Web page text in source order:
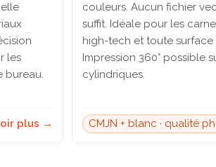
les
bureau.
plus →
couleurs. Aucun fichier
suffit. Idéale pour les
high-tech et toute surface
Impression 360° possible
cylindriques.
CMJN + blanc · qualité